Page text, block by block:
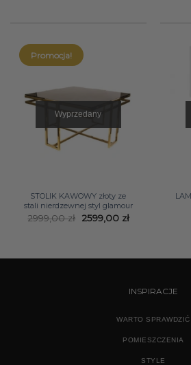
Promocja!
Wyprzedany
STOLIK KAWOWY złoty ze
stali nierdzewnej styl glamour
2999,00zł
Pierwotna
2599,00 złAktualna
INSPIRACJE
WARTO SPRAWDZIĆ
POMIESZCZENIA
STYLE